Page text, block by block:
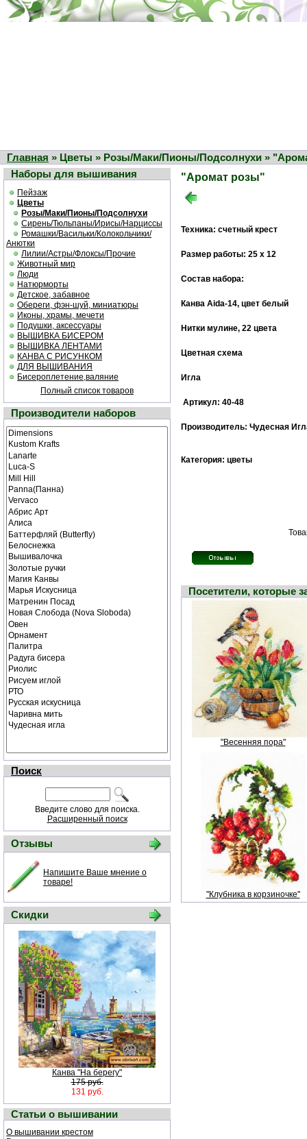
Главная » Цветы » Розы/Маки/Пионы/Подсолнухи »
Наборы для вышивания
Пейзаж
Цветы
Розы/Маки/Пионы/Подсолнухи
Сирень/Тюльпаны/Ирисы/Нарциссы
Ромашки/Васильки/Колокольчики/
Анютки
Лилии/Астры/Флоксы/Прочие
Животный мир
Люди
Натюрморты
Детское, забавное
Обереги, фэн-шуй, миниатюры
Иконы, храмы, мечети
Подушки, аксессуары
ВЫШИВКА БИСЕРОМ
ВЫШИВКА ЛЕНТАМИ
КАНВА С РИСУНКОМ
ДЛЯ ВЫШИВАНИЯ
Бисероплетение,валяние
Полный список товаров
Производители наборов
Поиск
Введите слово для поиска.
Расширенный поиск
Отзывы
Напишите Ваше мнение о
товаре!
Скидки
Канва "На берегу"
175 руб.
131 руб.
Статьи о вышивании
О вышивании крестом
"Аромат розы"
Техника: счетный крест
Размер работы: 25 х 12
Состав набора:
Канва Aida-14, цвет белый
Нитки мулине, 22 цвета
Цветная схема
Игла
Артикул: 40-48
Производитель: Чудесная
Категория: цветы
Посетители, которые
"Весенняя пора"
"Клубника в корзиночке"